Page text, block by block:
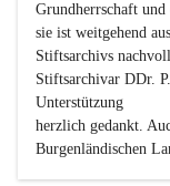
Grundherrschaft
sie ist weitgehend
Stiftsarchivs
Stiftsarchivar DDr.
Unterstützung
herzlich gedankt.
Burgenländischen